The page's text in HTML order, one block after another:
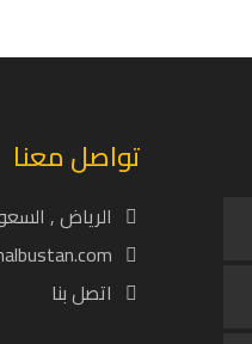
تواصل معنا
الرياض ,
اتصل بنا